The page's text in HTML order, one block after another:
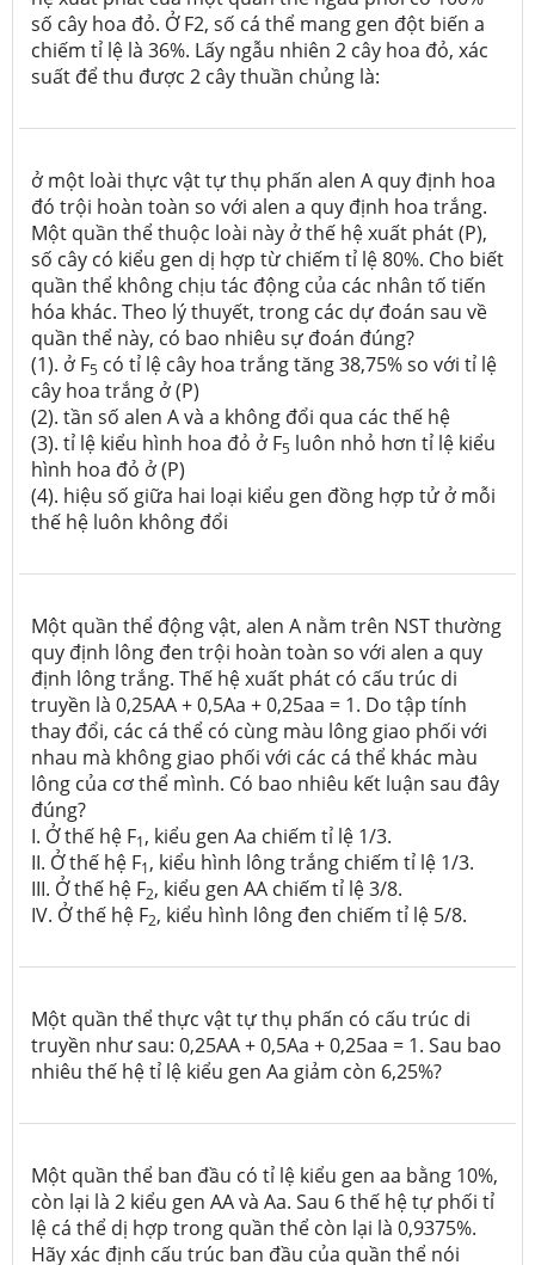
số cây hoa đỏ. Ở F2, số cá thể mang gen đột biến a
chiếm tỉ lệ là 36%. Lấy ngẫu nhiên 2 cây hoa đỏ, xác
suất để thu được 2 cây thuần chủng là:
ở một loài thực vật tự thụ phấn alen A quy định hoa
đó trội hoàn toàn so với alen a quy định hoa trắng.
Một quần thể thuộc loài này ở thế hệ xuất phát (P),
số cây có kiểu gen dị hợp từ chiếm tỉ lệ 80%. Cho biết
quần thể không chịu tác động của các nhân tố tiến
hóa khác. Theo lý thuyết, trong các dự đoán sau về
quần thể này, có bao nhiêu sự đoán đúng?
(1). ở F5 có tỉ lệ cây hoa trắng tăng 38,75% so với tỉ lệ
cây hoa trắng ở (P)
(2). tần số alen A và a không đổi qua các thế hệ
(3). tỉ lệ kiểu hình hoa đỏ ở F5 luôn nhỏ hơn tỉ lệ kiểu
hình hoa đỏ ở (P)
(4). hiệu số giữa hai loại kiểu gen đồng hợp tử ở mỗi
thế hệ luôn không đổi
Một quần thể động vật, alen A nằm trên NST thường
quy định lông đen trội hoàn toàn so với alen a quy
định lông trắng. Thế hệ xuất phát có cấu trúc di
truyền là 0,25AA + 0,5Aa + 0,25aa = 1. Do tập tính
thay đổi, các cá thể có cùng màu lông giao phối với
nhau mà không giao phối với các cá thể khác màu
lông của cơ thể mình. Có bao nhiêu kết luận sau đây
đúng?
I. Ở thế hệ F1, kiểu gen Aa chiếm tỉ lệ 1/3.
II. Ở thế hệ F1, kiểu hình lông trắng chiếm tỉ lệ 1/3.
III. Ở thế hệ F2, kiểu gen AA chiếm tỉ lệ 3/8.
IV. Ở thế hệ F2, kiểu hình lông đen chiếm tỉ lệ 5/8.
Một quần thể thực vật tự thụ phấn có cấu trúc di
truyền như sau: 0,25AA + 0,5Aa + 0,25aa = 1. Sau bao
nhiêu thế hệ tỉ lệ kiểu gen Aa giảm còn 6,25%?
Một quần thể ban đầu có tỉ lệ kiểu gen aa bằng 10%,
còn lại là 2 kiểu gen AA và Aa. Sau 6 thế hệ tự phối tỉ
lệ cá thể dị hợp trong quần thể còn lại là 0,9375%.
Hãy xác định cấu trúc ban đầu của quần thể nói